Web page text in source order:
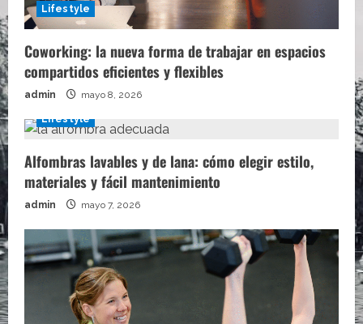
Lifestyle
Coworking: la nueva forma de trabajar en espacios
compartidos eficientes y flexibles
admin mayo 8, 2026
Lifestyle
Alfombras lavables y de lana: cómo elegir estilo,
materiales y fácil mantenimiento
admin mayo 7, 2026